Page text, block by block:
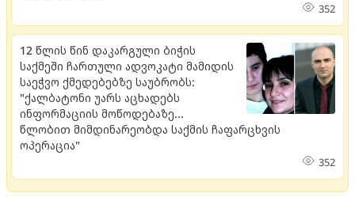
352
12 წლის წინ დაკარგული ბიჭის
საქმეში ჩართული ადვოკატი მამიდის
საეჭვო ქმედებებზე საუბრობს:
"ქალბატონი უარს აცხადებს
ინფორმაციის მოწოდებაზე...
წლობით მიმდინარეობდა საქმის ჩაფარცხვის
ოპერაცია"
352